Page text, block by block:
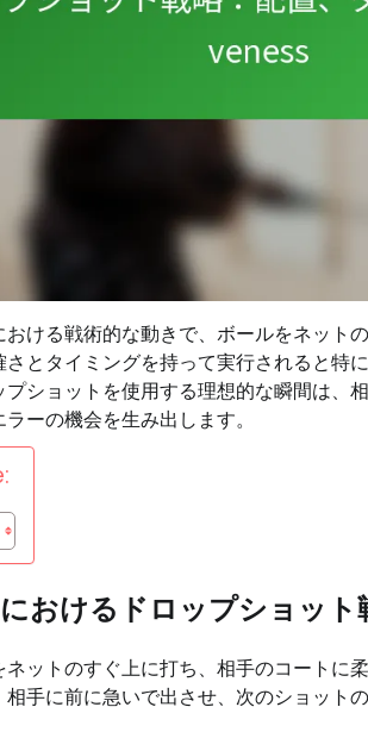
ける戦術的な動きで、ボールをネット
とタイミングを持って実行されると特
ショットを使用する理想的な瞬間は、
ーの機会を生み出します。
おけるドロップショット
ットのすぐ上に打ち、相手のコートに
手に前に急いで出させ、次のショット